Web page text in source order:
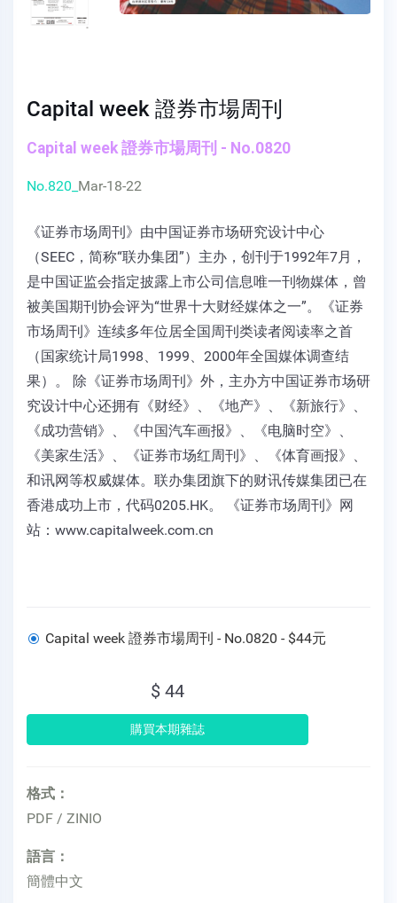
Capital week 證券市場周刊
Capital week 證券市場周刊 - No.0820
No.820_ Mar-18-22
《证券市场周刊》由中国证券市场研究设计中心
（SEEC，简称“联办集团”）主办，创刊于1992年7月，
是中国证监会指定披露上市公司信息唯一刊物媒体，曾
被美国期刊协会评为“世界十大财经媒体之一”。《证券
市场周刊》连续多年位居全国周刊类读者阅读率之首
（国家统计局1998、1999、2000年全国媒体调查结
果）。 除《证券市场周刊》外，主办方中国证券市场研
究设计中心还拥有《财经》、《地产》、《新旅行》、
《成功营销》、《中国汽车画报》、《电脑时空》、
《美家生活》、《证券市场红周刊》、《体育画报》、
和讯网等权威媒体。联办集团旗下的财讯传媒集团已在
香港成功上市，代码0205.HK。 《证券市场周刊》网
站：www.capitalweek.com.cn
Capital week 證券市場周刊 - No.0820 - $44元
$ 44
格式：
PDF / ZINIO
語言：
簡體中文